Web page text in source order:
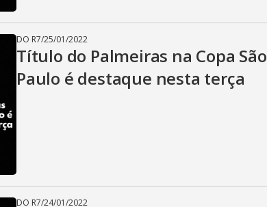
DO R7/25/01/2022
Título do Palmeiras na Copa São
Paulo é destaque nesta terça
DO R7/24/01/2022